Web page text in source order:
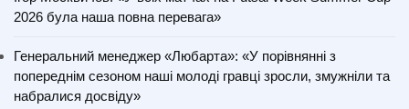
2026 була наша повна перевага»
Генеральний менеджер «Любарта»: «У порівнянні з
попереднім сезоном наші молоді гравці зросли, змужніли та
набралися досвіду»